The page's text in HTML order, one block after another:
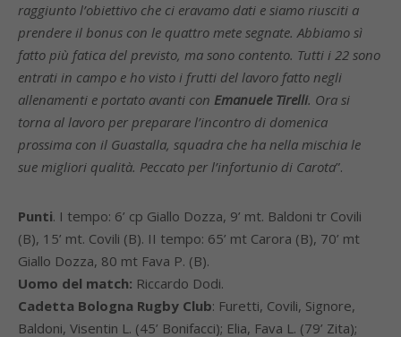
raggiunto l’obiettivo che ci eravamo dati e siamo riusciti a
prendere il bonus con le quattro mete segnate. Abbiamo sì
fatto più fatica del previsto, ma sono contento. Tutti i 22 sono
entrati in campo e ho visto i frutti del lavoro fatto negli
allenamenti e portato avanti con Emanuele Tirelli. Ora si
torna al lavoro per preparare l’incontro di domenica
prossima con il Guastalla, squadra che ha nella mischia le
sue migliori qualità. Peccato per l’infortunio di Carota”.
Punti. I tempo: 6’ cp Giallo Dozza, 9’ mt. Baldoni tr Covili
(B), 15’ mt. Covili (B). II tempo: 65’ mt Carora (B), 70’ mt
Giallo Dozza, 80 mt Fava P. (B).
Uomo del match: Riccardo Dodi.
Cadetta Bologna Rugby Club: Furetti, Covili, Signore,
Baldoni, Visentin L. (45’ Bonifacci); Elia, Fava L. (79’ Zita);